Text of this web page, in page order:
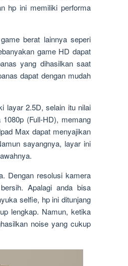
hp ini memiliki performa
berat lainnya seperi
game HD dapat
yang dihasilkan saat
dapat dengan mudah
layar 2.5D, selain itu nilai
(Full-HD), memang
Max dapat menyajikan
sayangnya, layar ini
Dengan resolusi kamera
Apalagi anda bisa
selfie, hp ini ditunjang
lengkap. Namun, ketika
noise yang cukup